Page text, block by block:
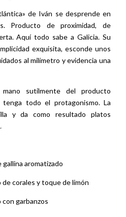
de Iván se desprende en
Producto de proximidad, de
Aquí todo sabe a Galicia. Su
exquisita, esconde unos
al milímetro y evidencia una
sutilmente del producto
todo el protagonismo. La
y da como resultado platos
gallina aromatizado
de corales y toque de limón
con garbanzos